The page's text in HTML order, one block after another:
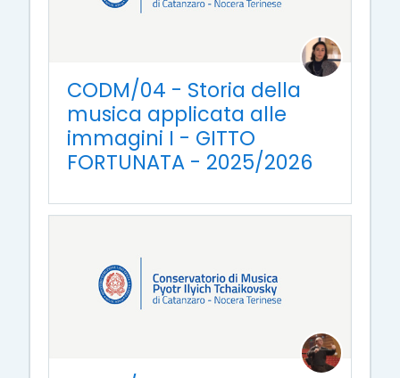
CODM/04 - Storia della
musica applicata alle
immagini I - GITTO
FORTUNATA - 2025/2026